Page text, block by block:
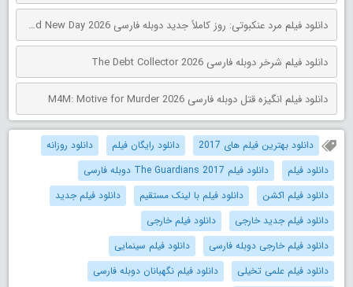
دانلود فیلم مرد عنکبوتی: روز کاملاً جدید دوبله فارسی Spider-Man: Brand New Day 2026
دانلود فیلم شرخر دوبله فارسی The Debt Collector 2026
دانلود فیلم انگیزه قتل دوبله فارسی M4M: Motive for Murder 2026
دانلود بهترین فیلم های 2017 دانلود رایگان فیلم
دانلود روزانه
دانلود فیلم
دانلود فیلم The Guardians 2017 دوبله فارسی
دانلود فیلم اکشن
دانلود فیلم با لینک مستقیم
دانلود فیلم جدید
دانلود فیلم جدید خارجی
دانلود فیلم خارجی
دانلود فیلم خارجی دوبله فارسی
دانلود فیلم سینمایی
دانلود فیلم علمی تخیلی
دانلود فیلم نگهبانان دوبله فارسی